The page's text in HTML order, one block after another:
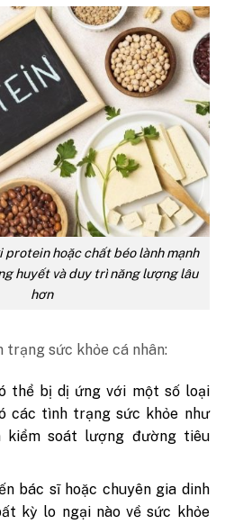
protein hoặc chất béo lành mạnh
huyết và duy trì năng lượng lâu
hơn
trạng sức khỏe cá nhân:
thể bị dị ứng với một số loại
các tình trạng sức khỏe như
kiểm soát lượng đường tiêu
bác sĩ hoặc chuyên gia dinh
kỳ lo ngại nào về sức khỏe